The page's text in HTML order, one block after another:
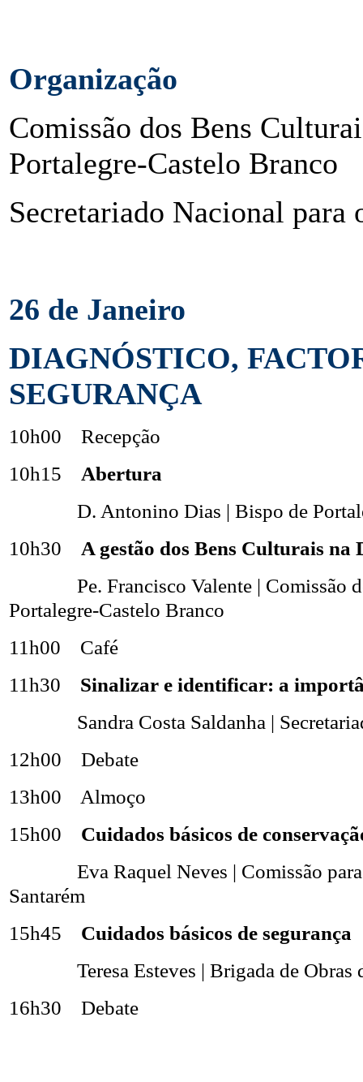
Organização
Comissão dos Bens
Portalegre-Castelo Branco
Secretariado Nacional
26 de Janeiro
DIAGNÓSTICO,
SEGURANÇA
10h00 Recepção
10h15 Abertura
D. Antonino Dias | Bispo de
10h30 A gestão dos Bens Culturais na
Pe. Francisco Valente | Comissão
Portalegre-Castelo Branco
11h00 Café
11h30 Sinalizar e identificar: a
Sandra Costa Saldanha |
12h00 Debate
13h00 Almoço
15h00 Cuidados básicos de
Eva Raquel Neves | Comissão
Santarém
15h45
Cuidados básicos de segurança
Teresa Esteves | Brigada de
16h30 Debate